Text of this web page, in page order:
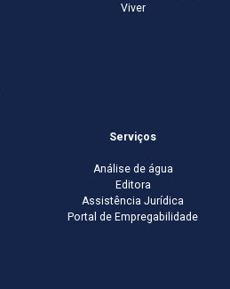
Viver
Serviços
Análise de água
Editora
Assistência Jurídica
Portal de Empregabilidade